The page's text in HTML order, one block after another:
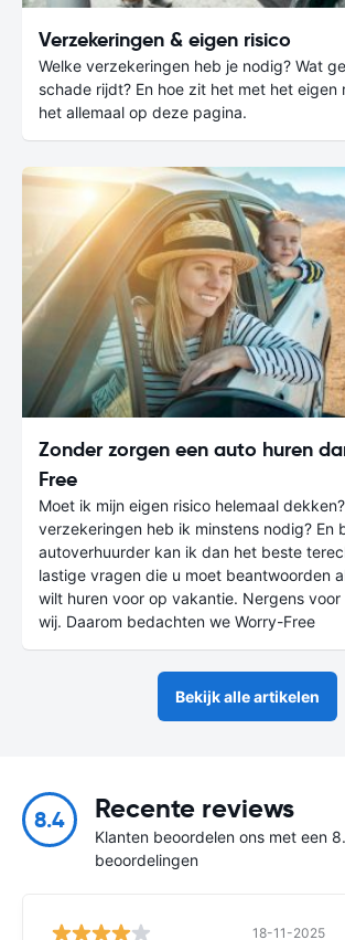
Verzekeringen & eigen risico
Welke verzekeringen heb je nodig? Wat
schade rijdt? En hoe zit het met het eigen
het allemaal op deze pagina.
Zonder zorgen een auto huren
Free
Moet ik mijn eigen risico helemaal
verzekeringen heb ik minstens nodig? En
autoverhuurder kan ik dan het beste
lastige vragen die u moet beantwoorden
wilt huren voor op vakantie. Nergens
wij. Daarom bedachten we Worry-Free
Bekijk alle artikelen
8.4 Recente reviews
Klanten beoordelen ons met een
beoordelingen
18-11-2025